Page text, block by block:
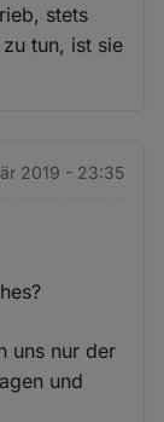
stets
tun, ist sie
2019 - 23:35
uns nur der
und